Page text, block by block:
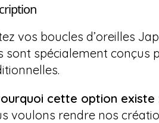
vos boucles d’oreilles
sont spécialement conçus
cette option existe
voulons rendre nos